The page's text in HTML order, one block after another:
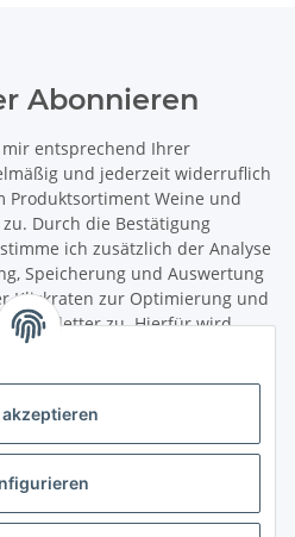
Abonnieren
entsprechend Ihrer
und jederzeit widerruflich
Produktsortiment Weine und
Durch die Bestätigung
ich zusätzlich der Analyse
Speicherung und Auswertung
Klickraten zur Optimierung und
Newsletter zu. Hierfür wird
in pseudonymisierter Form
den Link in unserem Newsletter
/ widerrufen.